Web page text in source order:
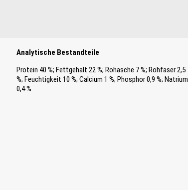
Analytische Bestandteile
Protein 40 %; Fettgehalt 22 %; Rohasche 7 %; Rohfaser 2,5
%; Feuchtigkeit 10 %; Calcium 1 %; Phosphor 0,9 %; Natrium
0,4 %